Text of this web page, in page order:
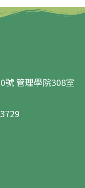
號 管理學院308室